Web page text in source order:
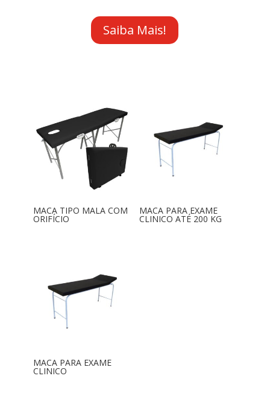
Saiba Mais!
MACA TIPO MALA COM
ORIFÍCIO
MACA PARA EXAME
CLINICO ATÉ 200 KG
MACA PARA EXAME
CLINICO